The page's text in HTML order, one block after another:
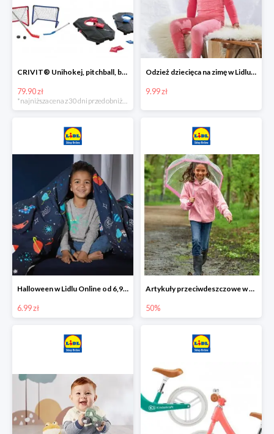
CRIVIT® Unihokej, pitchball, bean bag lub disc golf
79.90 zł
Odzież dziecięca na zimę w Lidlu Online od 9,99 zł
9.99 zł
Halloween w Lidlu Online od 6,99 zł
6.99 zł
Artykuły przeciwdeszczowe w Lodilu Online do -50%
50%